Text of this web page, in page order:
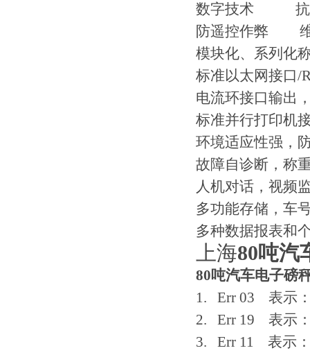
数字技术 抗
防遥控作弊
模块化、系列化
标准以太网接口/
电流环接口输出
标准并行打印机
环境适应性强，
故障自诊断，称
人机对话，视频
多功能存储，车
多种数据报表和
上海80吨汽
80吨汽车电子磅
1. Err 03 表示
2. Err 19 表示：
3. Err 11 表示：